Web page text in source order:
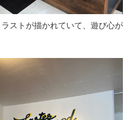
ストが描かれていて、遊び心が